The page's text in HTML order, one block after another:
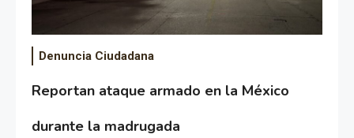
Denuncia Ciudadana
Reportan ataque armado en la México
durante la madrugada